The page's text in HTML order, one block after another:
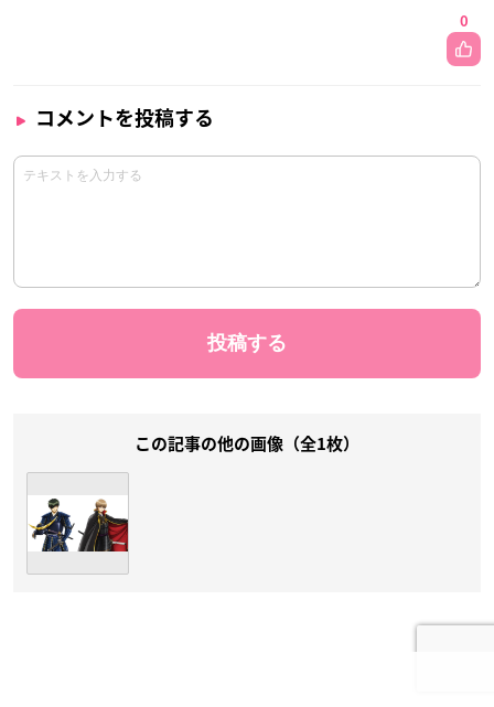
0
コメントを投稿する
この記事の他の画像（全1枚）